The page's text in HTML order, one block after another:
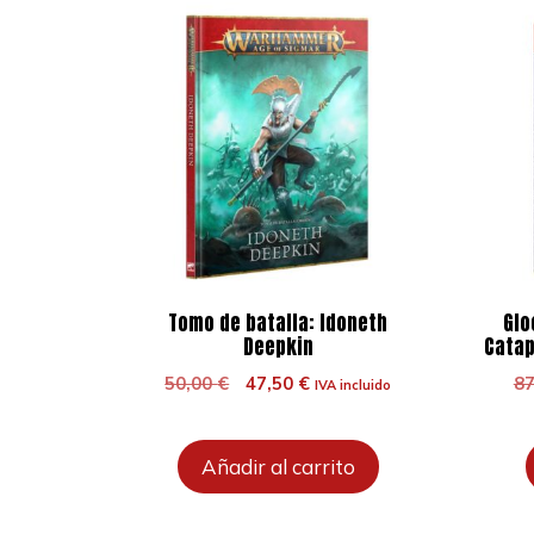
Tomo de batalla: Idoneth
Deepkin
50,00€
El
era:
50,00 €.
47,50 €El
es:
47,50 €.
IVA incluido
Añadir al carrito